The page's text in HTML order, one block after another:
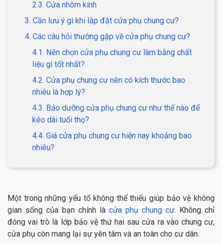
2.3. Cửa nhôm kính
3. Cần lưu ý gì khi lắp đặt cửa phụ chung cư?
4. Các câu hỏi thường gặp về cửa phụ chung cư?
4.1. Nên chọn cửa phụ chung cư làm bằng chất
liệu gì tốt nhất?
4.2. Cửa phụ chung cư nên có kích thước bao
nhiêu là hợp lý?
4.3. Bảo dưỡng cửa phụ chung cư như thế nào để
kéo dài tuổi thọ?
4.4. Giá cửa phụ chung cư hiện nay khoảng bao
nhiêu?
Một trong những yếu tố không thể thiếu giúp bảo vệ không
gian sống của bạn chính là cửa phụ chung cư. Không chỉ
đóng vai trò là lớp bảo vệ thứ hai sau cửa ra vào chung cư,
cửa phụ còn mang lại sự yên tâm và an toàn cho cư dân.